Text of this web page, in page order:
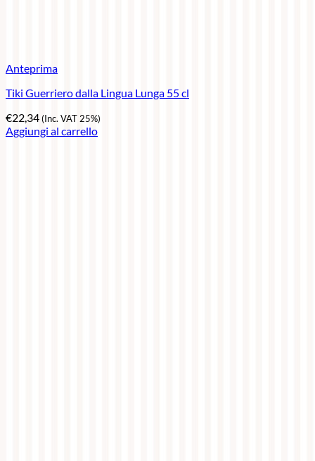
Anteprima
Tiki Guerriero dalla Lingua Lunga 55 cl
€22,34(Inc. VAT 25%)
Aggiungi al carrello